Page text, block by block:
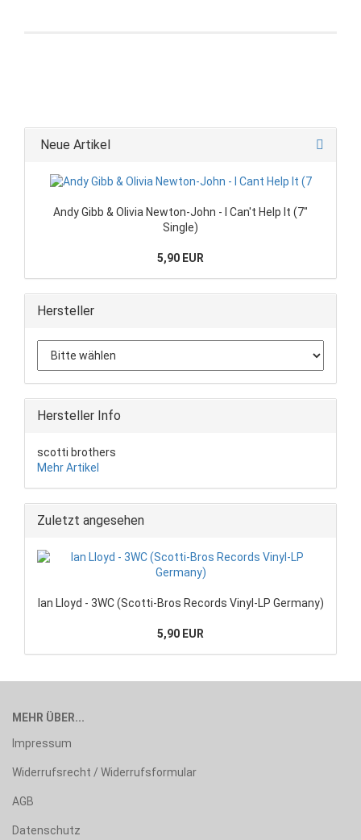
Neue Artikel
Andy Gibb & Olivia Newton-John - I Can't Help It (7"
Single)
5,90 EUR
Hersteller
Hersteller Info
scotti brothers
Mehr Artikel
Zuletzt angesehen
Ian Lloyd - 3WC (Scotti-Bros Records Vinyl-LP Germany)
5,90 EUR
MEHR ÜBER...
Impressum
Widerrufsrecht / Widerrufsformular
AGB
Datenschutz